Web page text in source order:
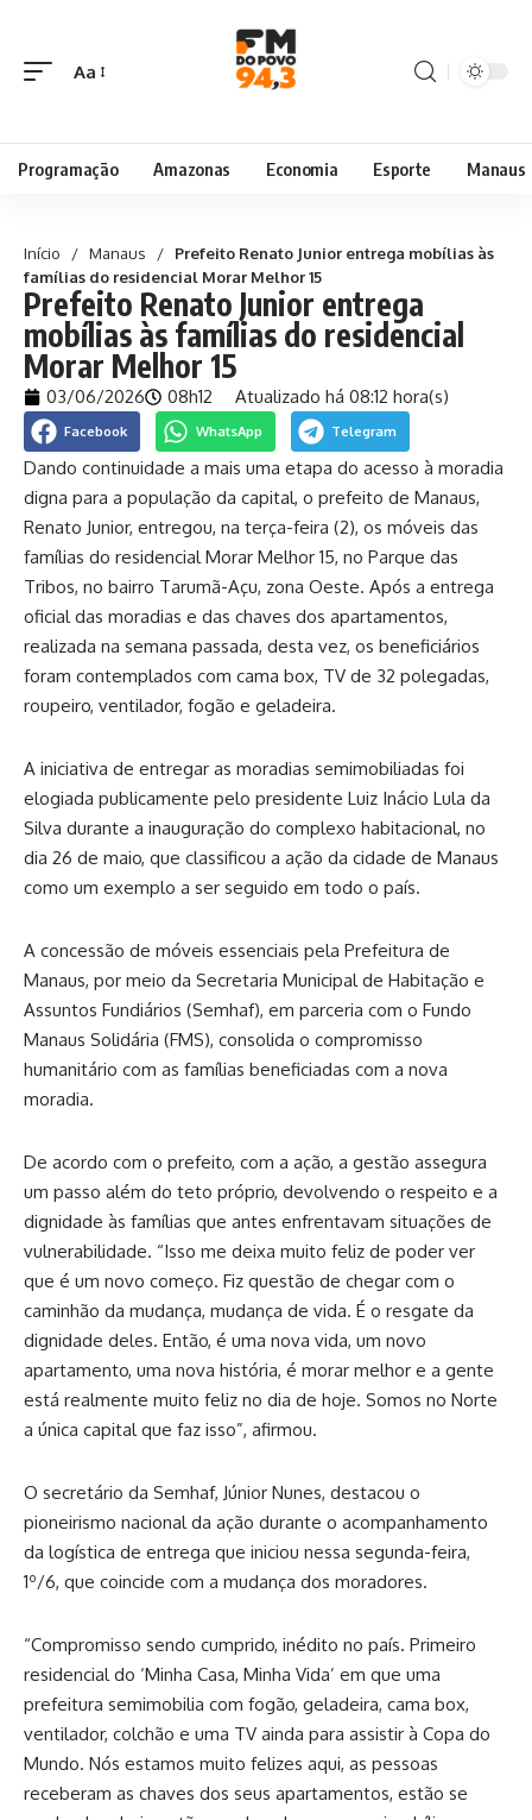
Aa
Programação Amazonas Economia Esporte Manaus
Início / Manaus /
Prefeito Renato Junior entrega mobílias às
famílias do residencial Morar Melhor 15
Prefeito Renato Junior entrega
mobílias às famílias do residencial
Morar Melhor 15
03/06/2026 08h12 Atualizado há 08:12 hora(s)
Facebook WhatsApp Telegram
Dando continuidade a mais uma etapa do acesso à moradia
digna para a população da capital, o prefeito de Manaus,
Renato Junior, entregou, na terça-feira (2), os móveis das
famílias do residencial Morar Melhor 15, no Parque das
Tribos, no bairro Tarumã-Açu, zona Oeste. Após a entrega
oficial das moradias e das chaves dos apartamentos,
realizada na semana passada, desta vez, os beneficiários
foram contemplados com cama box, TV de 32 polegadas,
roupeiro, ventilador, fogão e geladeira.
A iniciativa de entregar as moradias semimobiliadas foi
elogiada publicamente pelo presidente Luiz Inácio Lula da
Silva durante a inauguração do complexo habitacional, no
dia 26 de maio, que classificou a ação da cidade de Manaus
como um exemplo a ser seguido em todo o país.
A concessão de móveis essenciais pela Prefeitura de
Manaus, por meio da Secretaria Municipal de Habitação e
Assuntos Fundiários (Semhaf), em parceria com o Fundo
Manaus Solidária (FMS), consolida o compromisso
humanitário com as famílias beneficiadas com a nova
moradia.
De acordo com o prefeito, com a ação, a gestão assegura
um passo além do teto próprio, devolvendo o respeito e a
dignidade às famílias que antes enfrentavam situações de
vulnerabilidade. “Isso me deixa muito feliz de poder ver
que é um novo começo. Fiz questão de chegar com o
caminhão da mudança, mudança de vida. É o resgate da
dignidade deles. Então, é uma nova vida, um novo
apartamento, uma nova história, é morar melhor e a gente
está realmente muito feliz no dia de hoje. Somos no Norte
a única capital que faz isso”, afirmou.
O secretário da Semhaf, Júnior Nunes, destacou o
pioneirismo nacional da ação durante o acompanhamento
da logística de entrega que iniciou nessa segunda-feira,
1º/6, que coincide com a mudança dos moradores.
“Compromisso sendo cumprido, inédito no país. Primeiro
residencial do ‘Minha Casa, Minha Vida’ em que uma
prefeitura semimobilia com fogão, geladeira, cama box,
ventilador, colchão e uma TV ainda para assistir à Copa do
Mundo. Nós estamos muito felizes aqui, as pessoas
receberam as chaves dos seus apartamentos, estão se